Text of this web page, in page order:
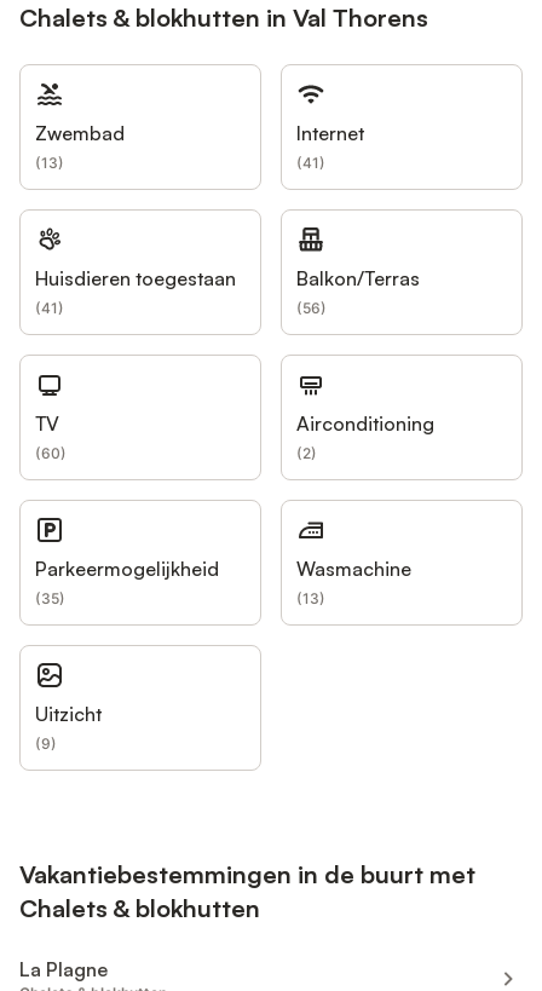
Chalets & blokhutten in Val Thorens
Zwembad
(13)
Internet
(41)
Huisdieren toegestaan
(41)
Balkon/Terras
(56)
TV
(60)
Airconditioning
(2)
Parkeermogelijkheid
(35)
Wasmachine
(13)
Uitzicht
(9)
Vakantiebestemmingen in de buurt met
Chalets & blokhutten
La Plagne